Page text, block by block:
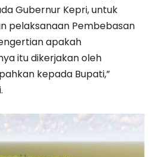
Gubernur Kepri, untuk
pelaksanaan Pembebasan
apakah
itu dikerjakan oleh
kepada Bupati,”